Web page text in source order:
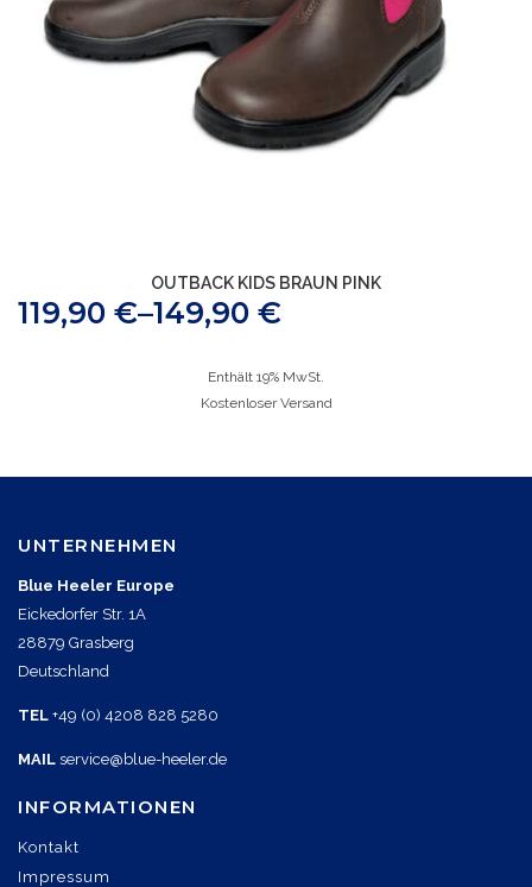
OUTBACK KIDS BRAUN PINK
119,90 €–149,90 €
Enthält 19% MwSt.
Kostenloser Versand
UNTERNEHMEN
Blue Heeler Europe
Eickedorfer Str. 1A
28879 Grasberg
Deutschland
TEL +49 (0) 4208 828 5280
MAIL service@blue-heeler.de
INFORMATIONEN
Kontakt
Impressum